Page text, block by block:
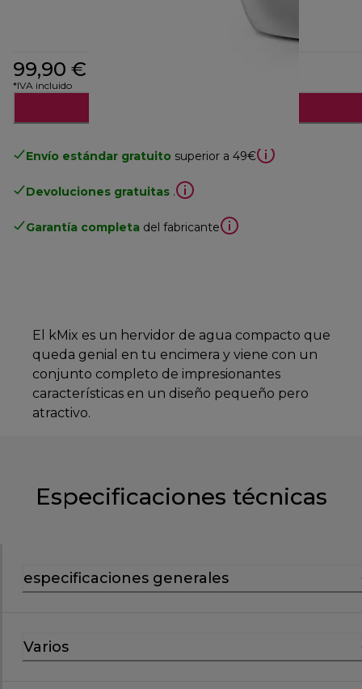
99,90 €
*IVA incluido
Envío estándar gratuito superior a 49€
Devoluciones gratuitas .
Garantía completa del fabricante
El kMix es un hervidor de agua compacto que
queda genial en tu encimera y viene con un
conjunto completo de impresionantes
características en un diseño pequeño pero
atractivo.
Especificaciones técnicas
especificaciones generales
Varios